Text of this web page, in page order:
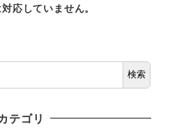
していません。
検索
テゴリ